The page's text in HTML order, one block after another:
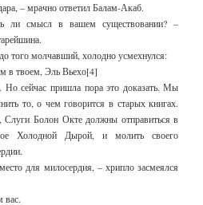
– мрачно ответил Балам-Акаб.
ли смысл в вашем существовании? –
того молчавший, холодно усмехнулся:
в твоем, Эль Вьехо[4]
сейчас пришла пора это доказать. Мы
то, о чем говорится в старых книгах.
Слуги Болон Окте должны отправиться в
Холодной Дырой, и молить своего
для милосердия, – хрипло засмеялся